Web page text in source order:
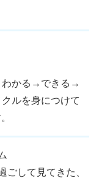
わかる→できる→
ルを身につけて
ごして見てきた、